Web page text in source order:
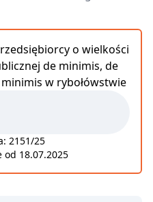
o wielkości
de minimis, de
w rybołówstwie
2151/25
od 18.07.2025